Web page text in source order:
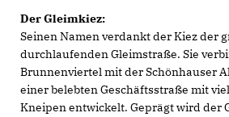
Der Gleimkiez:
Seinen Namen verdankt der Kiez der
durchlaufenden Gleimstraße. Sie
Brunnenviertel mit der Schönhauser
einer belebten Geschäftsstraße mit
Kneipen entwickelt. Geprägt wird der